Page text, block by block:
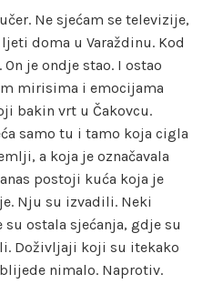
Ne sjećam se televizije,
doma u Varaždinu. Kod
je ondje stao. I ostao
mirisima i emocijama
bakin vrt u Čakovcu.
samo tu i tamo koja cigla
a koja je označavala
postoji kuća koja je
Nju su izvadili. Neki
ostala sjećanja, gdje su
Doživljaji koji su itekako
nimalo. Naprotiv.